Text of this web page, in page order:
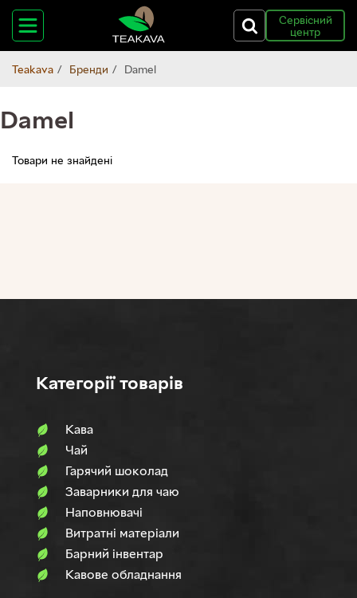
Сервісний
центр
Teakava Бренди Damel
Damel
Товари не знайдені
Категорії товарів
Кава
Чай
Гарячий шоколад
Заварники для чаю
Наповнювачi
Витратні матеріали
Барний інвентар
Кавове обладнання